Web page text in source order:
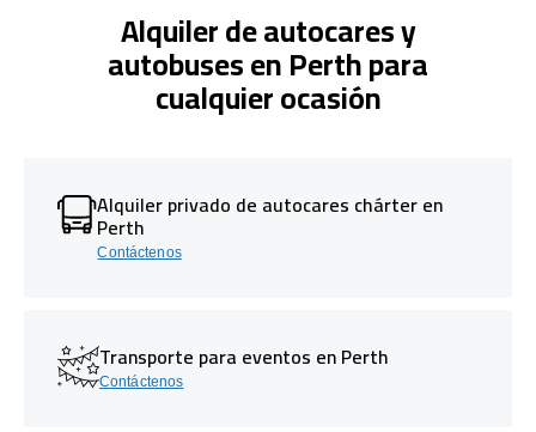
Alquiler de autocares y
autobuses en Perth para
cualquier ocasión
Alquiler privado de autocares chárter en
Perth
Contáctenos
Transporte para eventos en Perth
Contáctenos